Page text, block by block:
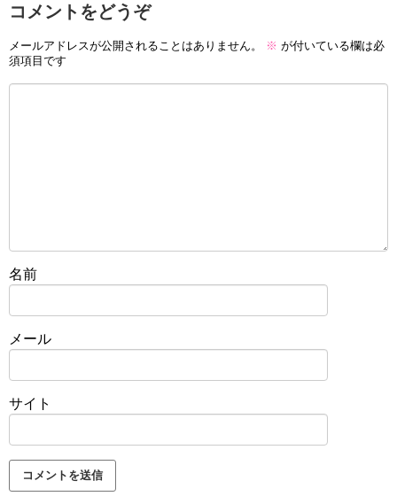
コメントをどうぞ
メールアドレスが公開されることはありません。 ※ が付いている欄は必
須項目です
名前
メール
サイト